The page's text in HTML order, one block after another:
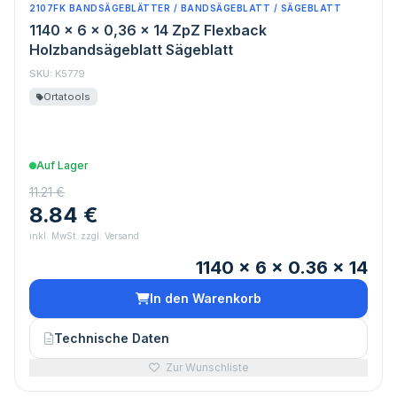
2107FK BANDSÄGEBLÄTTER / BANDSÄGEBLATT / SÄGEBLATT
1140 x 6 x 0,36 x 14 ZpZ Flexback
Holzbandsägeblatt Sägeblatt
SKU: K5779
Ortatools
Auf Lager
11.21 €
8.84 €
inkl. MwSt. zzgl. Versand
1140 x 6 x 0.36 x 14
In den Warenkorb
Technische Daten
Zur Wunschliste